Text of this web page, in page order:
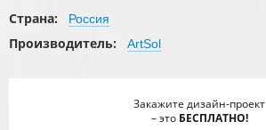
Страна: Россия
Производитель: ArtSol
Закажите дизайн-проект
– это БЕСПЛАТНО!